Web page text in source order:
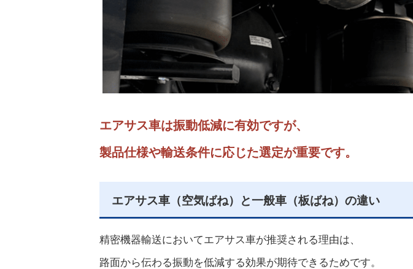
エアサス車は振動低減に有効ですが、
製品仕様や輸送条件に応じた選定が重要です。
エアサス車（空気ばね）と一般車（板ばね）の違い
精密機器輸送においてエアサス車が推奨される理由は、
路面から伝わる振動を低減する効果が期待できるためです。